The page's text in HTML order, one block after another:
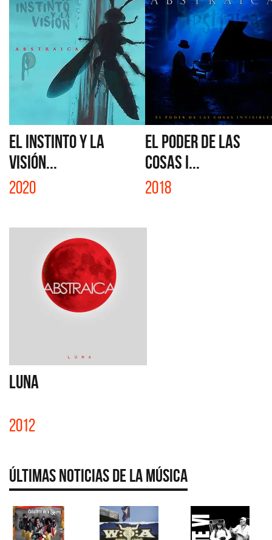
EL INSTINTO Y LA
VISIÓN...
2020
EL PODER DE LAS
COSAS I...
2018
LUNA
2012
Últimas Noticias de la Música